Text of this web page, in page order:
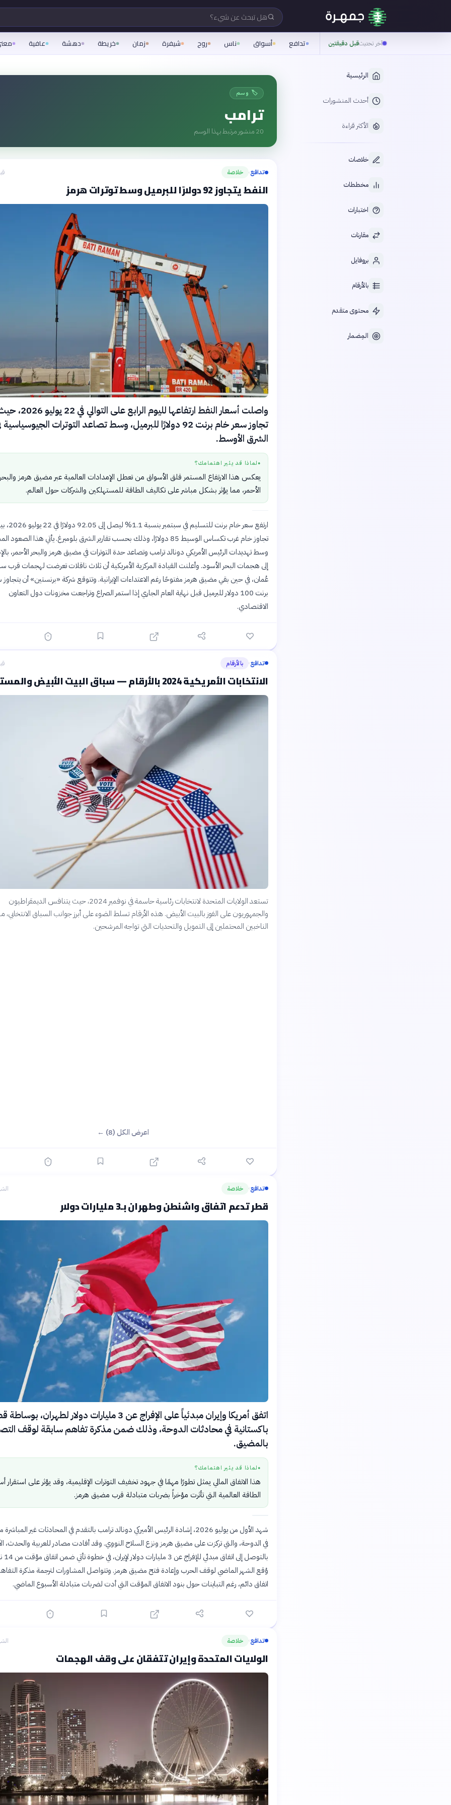
هل تبحث عن شيء؟
آخر تحديثقبل دقيقتين تدافع أسواق ناس روح شيفرة زمان خريطة دهشة عافية
الرئيسية
أحدث المنشورات
الأكثر قراءة
خلاصات
مخططات
اختبارات
مقارنات
بروفايل
بالأرقام
محتوى متقدم
المِضمار
🏷️ وسم
ترامب
20 منشور مرتبط بهذا الوسم
تدافع› خلاصة قبل
النفط يتجاوز 92 دولارًا للبرميل وسط توترات هرمز
واصلت أسعار النفط ارتفاعها لليوم الرابع على التوالي في 22
تجاوز سعر خام برنت 92 دولارًا للبرميل، وسط تصاعد التوترات
الشرق الأوسط.
● لماذا قد يثير اهتمامك؟
يعكس هذا الارتفاع المستمر قلق الأسواق من تعطل الإمدادات العالمية عبر مضيق هرمز والبحر
الأحمر، مما يؤثر بشكل مباشر على تكاليف الطاقة للمستهلكين والشركات حول العالم.
ارتفع سعر خام برنت للتسليم في
تجاوز خام غرب تكساس الوسيط 85 دولارًا، وذلك بحسب تقارير الشرق بلومبرغ. يأتي هذا الصعود
وسط تهديدات الرئيس الأمريكي دونالد ترامب وتصاعد حدة التوترات في مضيق هرمز والبحر الأحمر،
إلى هجمات البحر الأسود. وأعلنت القيادة المركزية الأمريكية أن ثلاث ناقلات تعرضت لهجمات قرب
عُمان، في حين بقي مضيق هرمز مفتوحًا رغم الاعتداءات الإيرانية. وتتوقع شركة «برنستين» أن يتجاوز
برنت 100 دولار للبرميل قبل نهاية العام الجاري إذا استمر الصراع وتراجعت مخزونات دول التعاون
الاقتصادي.
تدافع› بالأرقام قبل
الانتخابات الأمريكية 2024 بالأرقام — سباق البيت الأبيض والمستقبل
تستعد الولايات المتحدة لانتخابات رئاسية حاسمة في نوفمبر 2024، حيث يتنافس الديمقراطيون
والجمهوريون على الفوز بالبيت الأبيض. هذه الأرقام تسلط الضوء على أبرز جوانب السباق الانتخابي،
الناخبين المحتملين إلى التمويل والتحديات التي تواجه المرشحين.
اعرض الكل (8) ←
تدافع› خلاصة
قطر تدعم اتفاق واشنطن وطهران بـ3 مليارات دولار
اتفق أمريكا وإيران مبدئياً على الإفراج عن 3 مليارات دولار لطهران،
باكستانية في محادثات الدوحة، وذلك ضمن مذكرة تفاهم سابقة لوقف
بالمضيق.
● لماذا قد يثير اهتمامك؟
هذا الاتفاق المالي يمثل تطورًا مهمًا في جهود تخفيف التوترات الإقليمية، وقد يؤثر على استقرار
الطاقة العالمية التي تأثرت مؤخراً بضربات متبادلة قرب مضيق هرمز.
شهد الأول من يوليو 2026، إشادة الرئيس الأميركي دونالد ترامب بالتقدم في المحادثات غير
في الدوحة، والتي تركزت على مضيق هرمز ونزع السلاح النووي. وقد أفادت مصادر للعربية والحدث،
بالتوصل
وُقع الشهر الماضي لوقف الحرب وإعادة فتح مضيق هرمز. وتتواصل المشاورات لترجمة مذكرة
اتفاق دائم، رغم التباينات حول بنود الاتفاق المؤقت التي أدت لضربات متبادلة الأسبوع الماضي.
تدافع› خلاصة
الولايات المتحدة وإيران تتفقان على وقف الهجمات